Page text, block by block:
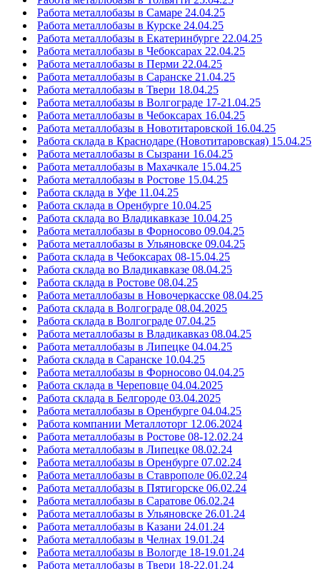
Работа металлобазы в Самаре 24.04.25
Работа металлобазы в Курске 24.04.25
Работа металлобазы в Екатеринбурге 22.04.25
Работа металлобазы в Чебоксарах 22.04.25
Работа металлобазы в Перми 22.04.25
Работа металлобазы в Саранске 21.04.25
Работа металлобазы в Твери 18.04.25
Работа металлобазы в Волгограде 17-21.04.25
Работа металлобазы в Чебоксарах 16.04.25
Работа металлобазы в Новотитаровской 16.04.25
Работа склада в Краснодаре (Новотитаровская) 15.04.25
Работа металлобазы в Сызрани 16.04.25
Работа металлобазы в Махачкале 15.04.25
Работа металлобазы в Ростове 15.04.25
Работа склада в Уфе 11.04.25
Работа склада в Оренбурге 10.04.25
Работа склада во Владикавказе 10.04.25
Работа металлобазы в Форносово 09.04.25
Работа металлобазы в Ульяновске 09.04.25
Работа склада в Чебоксарах 08-15.04.25
Работа склада во Владикавказе 08.04.25
Работа склада в Ростове 08.04.25
Работа металлобазы в Новочеркасске 08.04.25
Работа склада в Волгограде 08.04.2025
Работа склада в Волгограде 07.04.25
Работа металлобазы в Владикавказ 08.04.25
Работа металлобазы в Липецке 04.04.25
Работа склада в Саранске 10.04.25
Работа металлобазы в Форносово 04.04.25
Работа склада в Череповце 04.04.2025
Работа склада в Белгороде 03.04.2025
Работа металлобазы в Оренбурге 04.04.25
Работа компании Металлоторг 12.06.2024
Работа металлобазы в Ростове 08-12.02.24
Работа металлобазы в Липецке 08.02.24
Работа металлобазы в Оренбурге 07.02.24
Работа металлобазы в Ставрополе 06.02.24
Работа металлобазы в Пятигорске 06.02.24
Работа металлобазы в Саратове 06.02.24
Работа металлобазы в Ульяновске 26.01.24
Работа металлобазы в Казани 24.01.24
Работа металлобазы в Челнах 19.01.24
Работа металлобазы в Вологде 18-19.01.24
Работа металлобазы в Твери 18-22.01.24